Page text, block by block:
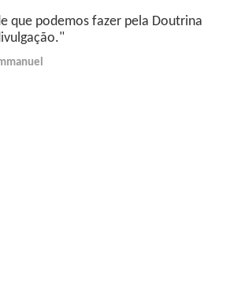
que podemos fazer pela Doutrina